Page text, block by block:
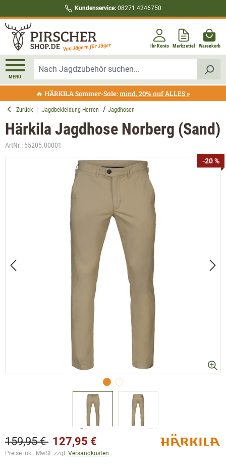
Kundenservice: 08271 4246750
Ihr Konto Merkzettel Warenkorb
MENÜ
🔥 HÄRKILA Sommer-Sale:mind. 20% auf ALLES »
Zurück Jagdbekleidung Herren Jagdhosen
Härkila Jagdhose Norberg (Sand)
ArtNr.: 55205.00001
Bildergalerie überspringen -20 %
159,95 € 127,95 €
Preise inkl. MwSt. zzgl. Versandkosten